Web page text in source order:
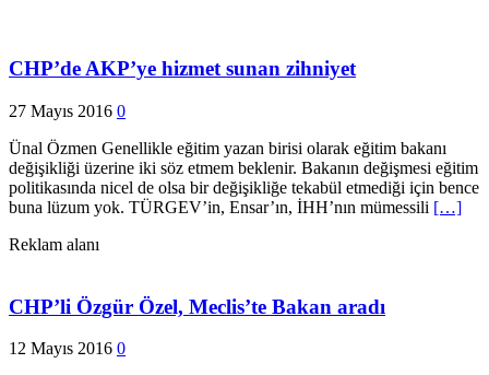
CHP’de AKP’ye hizmet sunan zihniyet
27 Mayıs 2016 0
Ünal Özmen Genellikle eğitim yazan birisi olarak eğitim bakanı
değişikliği üzerine iki söz etmem beklenir. Bakanın değişmesi eğitim
politikasında nicel de olsa bir değişikliğe tekabül etmediği için bence
buna lüzum yok. TÜRGEV’in, Ensar’ın, İHH’nın mümessili […]
Reklam alanı
CHP’li Özgür Özel, Meclis’te Bakan aradı
12 Mayıs 2016 0